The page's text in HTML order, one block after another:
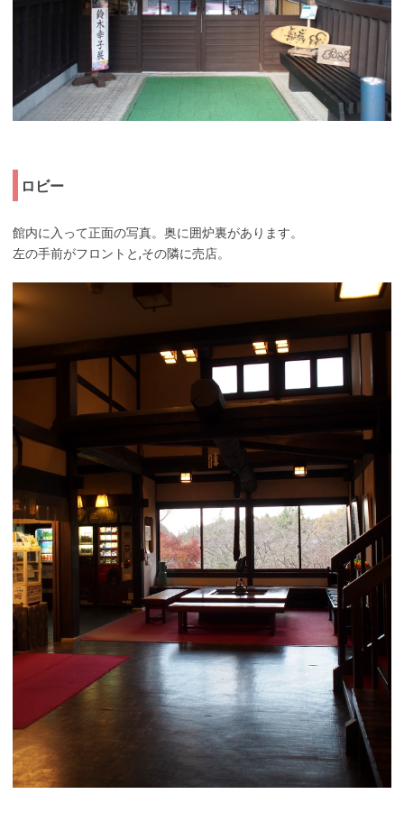
ロビー
館内に入って正面の写真。奥に囲炉裏があります。
左の手前がフロントと,その隣に売店。